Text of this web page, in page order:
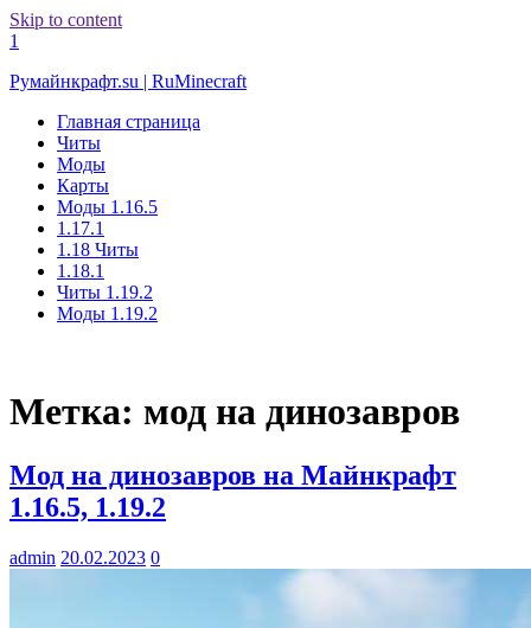
Skip to content
1
Румайнкрафт.su | RuMinecraft
Главная страница
Читы
Моды
Карты
Моды 1.16.5
1.17.1
1.18 Читы
1.18.1
Читы 1.19.2
Моды 1.19.2
Метка: мод на динозавров
Мод на динозавров на Майнкрафт
1.16.5, 1.19.2
admin 20.02.2023 0